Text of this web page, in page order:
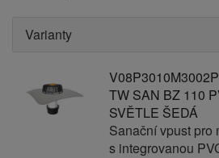
Varianty
TW SAN BZ 110
SVĚTLE ŠEDÁ
Sanační vpust pro
s integrovanou